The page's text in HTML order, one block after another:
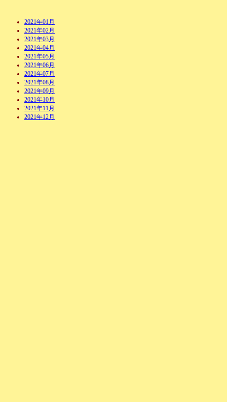
2021年01月
2021年02月
2021年03月
2021年04月
2021年05月
2021年06月
2021年07月
2021年08月
2021年09月
2021年10月
2021年11月
2021年12月